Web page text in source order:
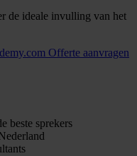
de ideale invulling van het
Offerte aanvragen
beste sprekers